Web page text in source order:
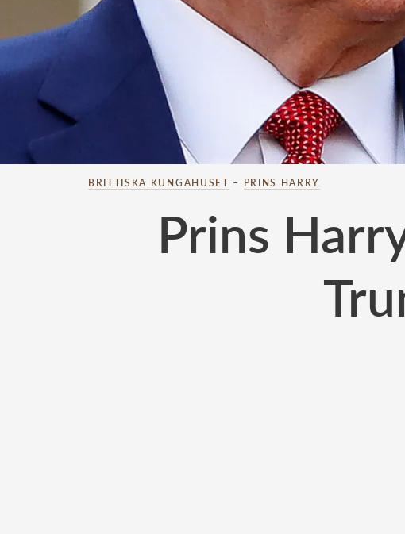
BRITTISKA KUNGAHUSET – PRINS HARRY
Prins